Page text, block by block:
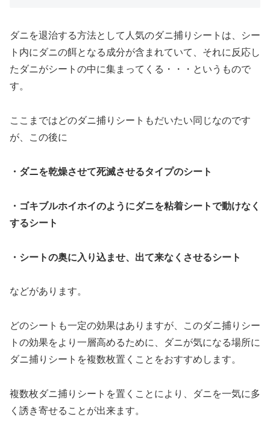
ダニを退治する方法として人気のダニ捕りシートは、シー
ト内にダニの餌となる成分が含まれていて、それに反応し
たダニがシートの中に集まってくる・・・というもので
す。
ここまではどのダニ捕りシートもだいたい同じなのです
が、この後に
・ダニを乾燥させて死滅させるタイプのシート
・ゴキブルホイホイのようにダニを粘着シートで動けなく
するシート
・シートの奥に入り込ませ、出て来なくさせるシート
などがあります。
どのシートも一定の効果はありますが、このダニ捕りシー
トの効果をより一層高めるために、ダニが気になる場所に
ダニ捕りシートを複数枚置くことをおすすめします。
複数枚ダニ捕りシートを置くことにより、ダニを一気に多
く誘き寄せることが出来ます。